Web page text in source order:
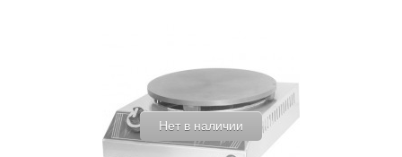
Нет в наличии